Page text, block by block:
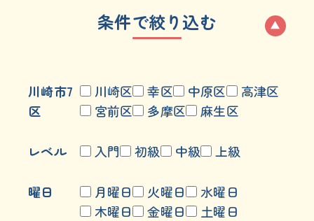
条件で絞り込む
川崎市7
区
川崎区 幸区 中原区
高津区
宮前区
多摩区 麻生区
レベル 入門 初級 中級 上級
曜日 月曜日 火曜日
水曜日
木曜日
金曜日
土曜日